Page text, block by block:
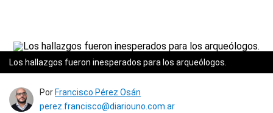
Los hallazgos fueron inesperados para los arqueólogos.
Por Francisco Pérez Osán
perez.francisco@diariouno.com.ar